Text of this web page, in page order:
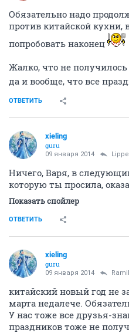
Обязательно надо
против китайской кухни,
попробовать наконец
Жалко, что не
да и вообще, что все
ОТВЕТИТЬ
xieling
guru
09 января 2014
Ничего, Варя, в
которую ты просила,
Показать спойлер
ОТВЕТИТЬ
xieling
guru
09 января 2014
китайский новый год не
марта недалече.
У нас тоже все друзья-
праздников тоже не